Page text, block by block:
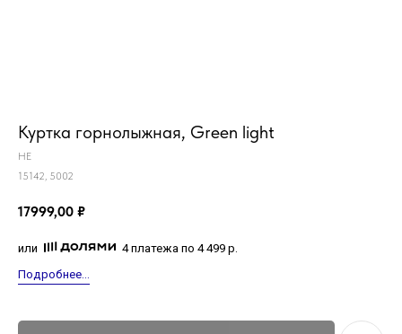
Куртка горнолыжная, Green light
HE
15142, 5002
17999,00 ₽
или
4 платежа по 4 499 р.
Подробнее...